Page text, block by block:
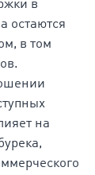
в
остаются
в том
на